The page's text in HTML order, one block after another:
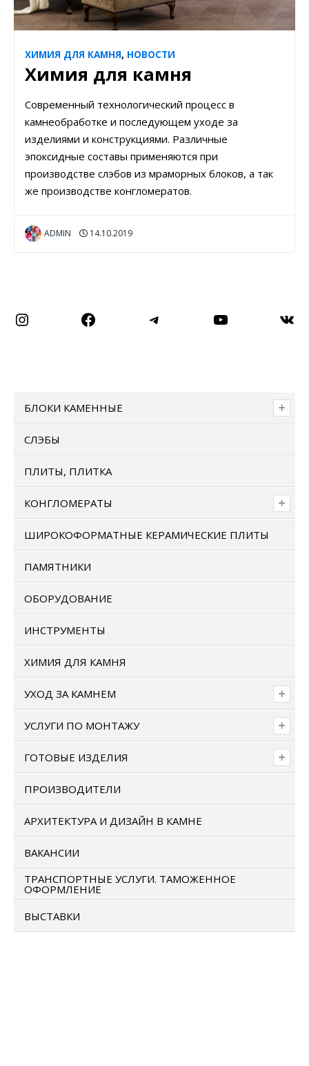
ХИМИЯ ДЛЯ КАМНЯ, НОВОСТИ
Химия для камня
Современный технологический процесс в
камнеобработке и последующем уходе за
изделиями и конструкциями. Различные
эпоксидные составы применяются при
производстве слэбов из мраморных блоков, а так
же производстве конгломератов.
ADMIN 14.10.2019
InstagramFacebookTelegramYouTube
БЛОКИ КАМЕННЫЕ
СЛЭБЫ
ПЛИТЫ, ПЛИТКА
КОНГЛОМЕРАТЫ
ШИРОКОФОРМАТНЫЕ КЕРАМИЧЕСКИЕ ПЛИТЫ
ПАМЯТНИКИ
ОБОРУДОВАНИЕ
ИНСТРУМЕНТЫ
ХИМИЯ ДЛЯ КАМНЯ
УХОД ЗА КАМНЕМ
УСЛУГИ ПО МОНТАЖУ
ГОТОВЫЕ ИЗДЕЛИЯ
ПРОИЗВОДИТЕЛИ
АРХИТЕКТУРА И ДИЗАЙН В КАМНЕ
ВАКАНСИИ
ТРАНСПОРТНЫЕ УСЛУГИ. ТАМОЖЕННОЕ
ОФОРМЛЕНИЕ
ВЫСТАВКИ